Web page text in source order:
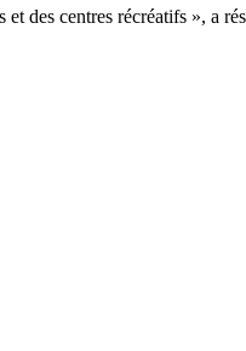
des centres récréatifs », a